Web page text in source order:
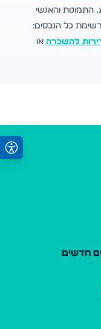
והאנשי
כל הנכסים:
להשכרה או
חדשים